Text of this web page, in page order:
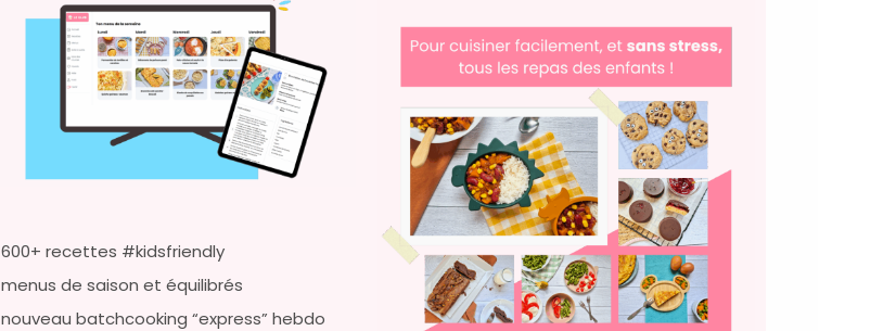
600+ recettes #kidsfriendly
menus de saison et équilibrés
nouveau batchcooking “express” hebdo